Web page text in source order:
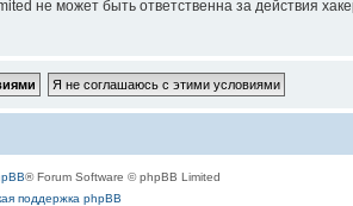
не может быть ответственна за действия
® Forum Software © phpBB Limited
поддержка phpBB